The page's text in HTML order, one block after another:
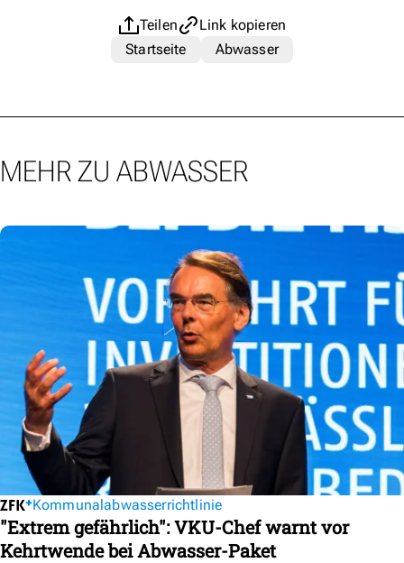
Teilen
Link kopieren
Startseite
Abwasser
MEHR ZU ABWASSER
Kommunalabwasserrichtlinie
"Extrem gefährlich": VKU-Chef warnt vor
Kehrtwende bei Abwasser-Paket